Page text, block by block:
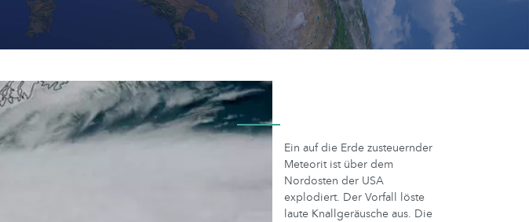
Ein auf die Erde zusteuernder
Meteorit ist über dem
Nordosten der USA
explodiert. Der Vorfall löste
laute Knallgeräusche aus. Die